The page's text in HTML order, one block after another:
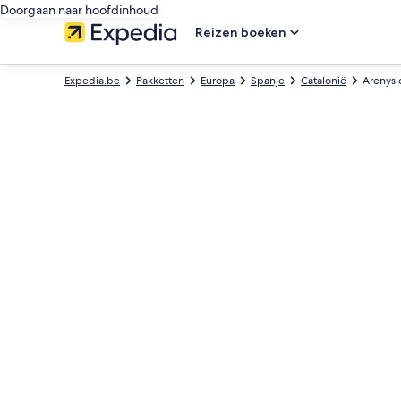
Doorgaan naar hoofdinhoud
Reizen boeken
Arenys
Catalonië
Spanje
Europa
Pakketten
Expedia.be